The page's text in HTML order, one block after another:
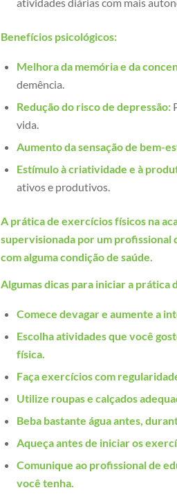
Benefícios psicológicos:
Melhora da memória e da
demência.
Redução do risco de depressão:
vida.
Aumento da sensação de bem-
Estímulo à criatividade e à
ativos e produtivos.
A prática de exercícios físicos na
supervisionada por um profissional
com alguma condição de saúde.
Algumas dicas para iniciar a prática
Comece devagar e aumente a
Escolha atividades que você
física.
Faça exercícios com
Utilize roupas e calçados
Beba bastante água antes,
Aqueça antes de iniciar os
Comunique ao profissional de
você tenha.